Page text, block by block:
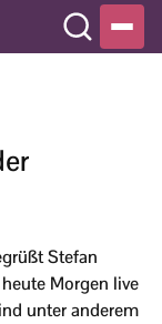
Stefan
Morgen live
unter anderem